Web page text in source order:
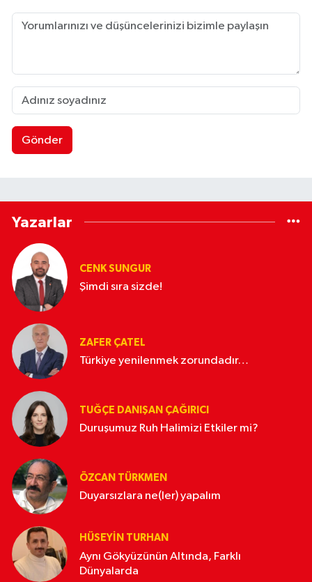
Gönder
Yazarlar
CENK SUNGUR
Şimdi sıra sizde!
ZAFER ÇATEL
Türkiye yenilenmek zorundadır…
TUĞÇE DANIŞAN ÇAĞIRICI
Duruşumuz Ruh Halimizi Etkiler mi?
ÖZCAN TÜRKMEN
Duyarsızlara ne(ler) yapalım
HÜSEYIN TURHAN
Aynı Gökyüzünün Altında, Farklı
Dünyalarda